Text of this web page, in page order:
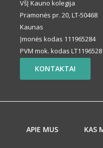
VšĮ Kauno kolegija
Pramonės pr. 20, LT-50468
Kaunas
Įmonės kodas 111965284
PVM mok. kodas
KONTAKTAI
APIE MUS KAS